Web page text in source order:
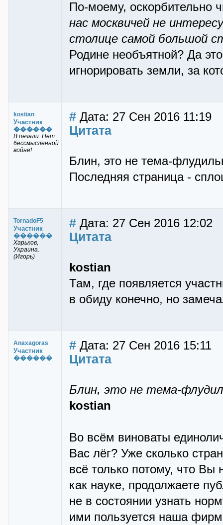
По-моему, оскорбительно
нас москвичей не
столице самой большой
Родине необъятной? Да
игнорировать земли, за
kostian
Участник
������
В печали. Нет
бессмысленной
войне!
# Дата: 27 Сен 2016 11:19
Цитата
Блин, это не тема-
Последняя страница -
TornadoF5
Участник
������
Харьков,
Украина.
(Игорь)
# Дата: 27 Сен 2016 12:02
Цитата
kostian
Там, где появляется
в обиду конечно, но
Anaxagoras
Участник
������
# Дата: 27 Сен 2016 15:11
Цитата
Блин, это не тема-
kostian
Во всём виноваты
Вас лёг? Уже сколько
всё только потому, что Вы
как науке, продолжаете
не в состоянии узнать
ими пользуется наша